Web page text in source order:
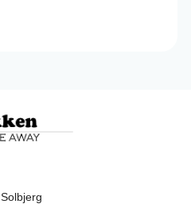
Solbjerg